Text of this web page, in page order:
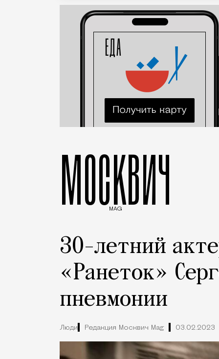
МОСКВИЧ
MAG
30-летний
«Ранеток»
пневмонии
Люди Редакция Москвич Mag 03.02.2023